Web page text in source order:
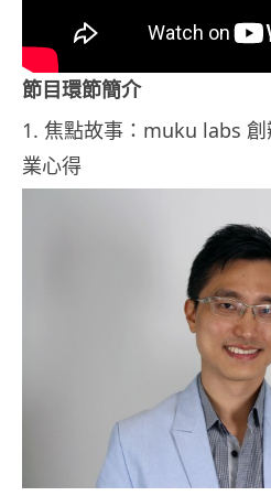
節目環節簡介
1. 焦點故事：muku labs
業心得